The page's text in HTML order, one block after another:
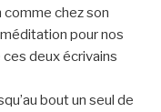
comme chez son
pour nos
deux écrivains
bout un seul de